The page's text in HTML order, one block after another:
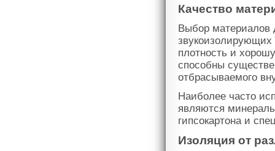
Качество
Выбор материалов
плотность и
способны
отбрасываемого
Наиболее часто
являются
гипсокартона и
Изоляция от